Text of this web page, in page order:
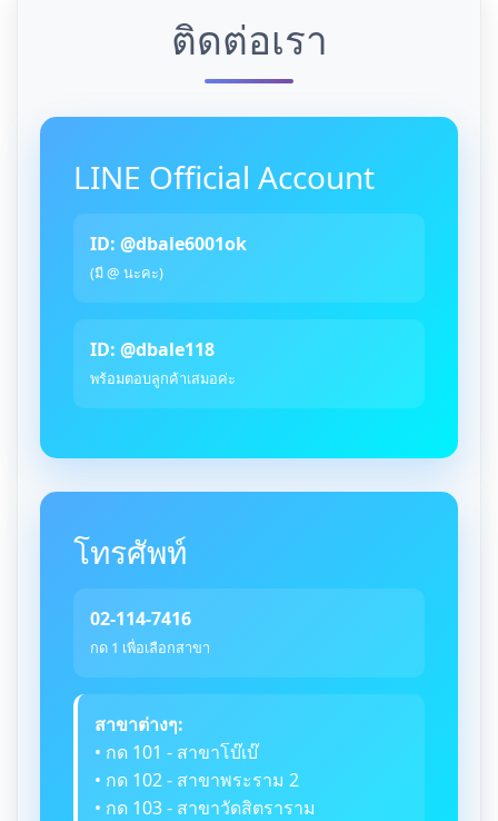
ติดต่อเรา
LINE Official Account
ID: @dbale6001ok
(มี @ นะคะ)
ID: @dbale118
พร้อมตอบลูกค้าเสมอค่ะ
โทรศัพท์
02-114-7416
กด 1 เพื่อเลือกสาขา
สาขาต่างๆ:
• กด 101 - สาขาโบ๊เบ๊
• กด 102 - สาขาพระราม 2
• กด 103 - สาขาวัดสิตราราม